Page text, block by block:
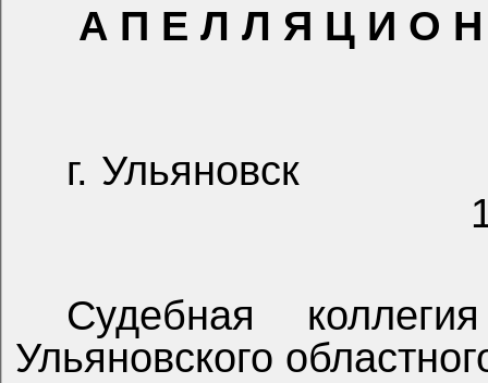
А П Е Л Л Я Ц И О
г. Ульяновск
Судебная
Ульяновского